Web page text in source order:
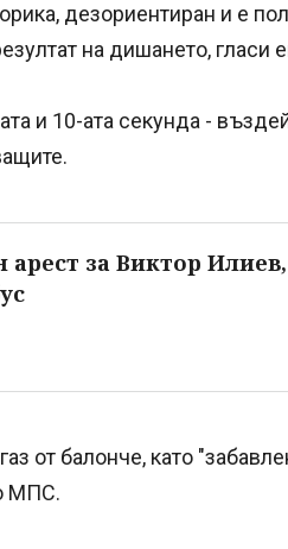
дезориентиран и е
на дишането, гласи
и 10-ата секунда -
арест за Виктор
от балонче, като
МПС.